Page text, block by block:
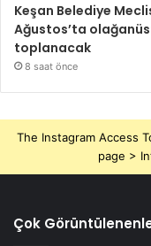
Keşan Belediye
Ağustos’ta
toplanacak
8 saat önce
The Instagram Access
page >
Çok